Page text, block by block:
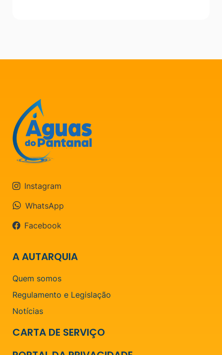
Instagram
Facebook
WhatsApp
A AUTARQUIA
Quem somos
Regulamento e Legislação
Notícias
CARTA DE SERVIÇO